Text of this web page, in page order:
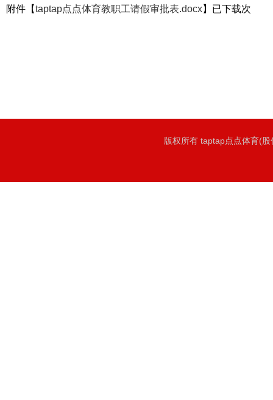
附件【taptap点点体育教职工请假审批表.docx】已下载次
版权所有 taptap点点体育(